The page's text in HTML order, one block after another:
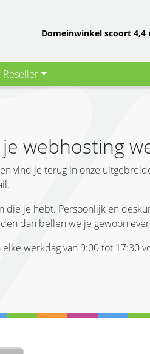
Domeinwinkel scoort 4,4
Reseller
webhosting
vind je terug in onze
die je hebt. Persoonlijk en
dan bellen we je gewoon
werkdag van 9:00 tot 17:30